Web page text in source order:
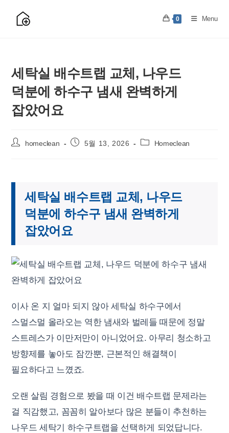
0 Menu
세탁실 배수트랩 교체, 나우드
덕분에 하수구 냄새 완벽하게
잡았어요
Post
homeclean
Post 5월 13, 2026
Post
Homeclean
세탁실 배수트랩 교체, 나우드
덕분에 하수구 냄새 완벽하게
잡았어요
이사 온 지 얼마 되지 않아 세탁실 하수구에서
스멀스멀 올라오는 역한 냄새와 벌레들 때문에 정말
스트레스가 이만저만이 아니었어요. 아무리 청소하고
방향제를 놓아도 잠깐뿐, 근본적인 해결책이
필요하다고 느꼈죠.
오랜 살림 경험으로 봤을 때 이건 배수트랩 문제라는
걸 직감했고, 꼼꼼히 알아보다 많은 분들이 추천하는
나우드 세탁기 하수구트랩을 선택하게 되었답니다.